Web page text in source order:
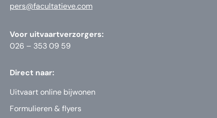
pers@facultatieve.com
Voor uitvaartverzorgers:
026 – 353 09 59
Direct naar:
Uitvaart online bijwonen
Formulieren & flyers